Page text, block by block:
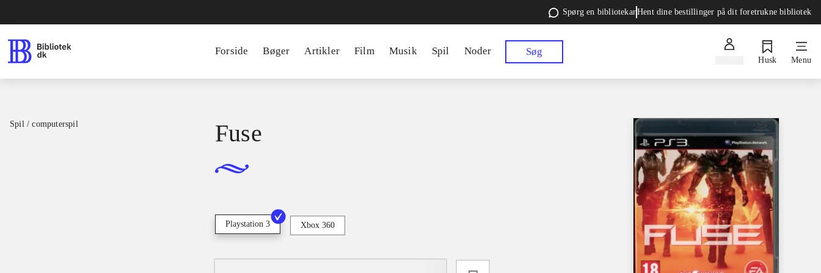
Spørg en bibliotekarHent dine bestillinger på dit foretrukne bibliotek
Forside Bøger Artikler Film Musik Spil Noder Søg
Husk Menu
Spil / computerspil Fuse
Playstation 3 Xbox 360